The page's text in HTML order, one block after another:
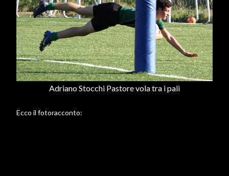
Adriano Stocchi Pastore vola tra i pali
Ecco il fotoracconto: